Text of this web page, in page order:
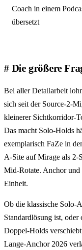
Coach in einem
übersetzt
Die größere
Bei aller Detailarbeit
sich seit der Source-2-
kleinerer Sichtkorridor-
Das macht Solo-Holds
exemplarisch FaZe in
A-Site auf Mirage als 2-
Mid-Rotate. Anchor
Einheit.
Ob die klassische Solo-
Standardlösung ist,
Doppel-Holds
Lange-Anchor 2026